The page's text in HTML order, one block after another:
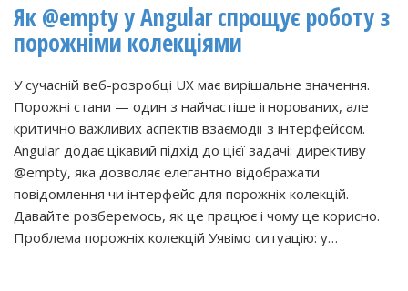
Як @empty у Angular спрощує роботу з
порожніми колекціями
У сучасній веб-розробці UX має вирішальне значення.
Порожні стани — один з найчастіше ігнорованих, але
критично важливих аспектів взаємодії з інтерфейсом.
Angular додає цікавий підхід до цієї задачі: директиву
@empty, яка дозволяє елегантно відображати
повідомлення чи інтерфейс для порожніх колекцій.
Давайте розберемось, як це працює і чому це корисно.
Проблема порожніх колекцій Уявімо ситуацію: у…